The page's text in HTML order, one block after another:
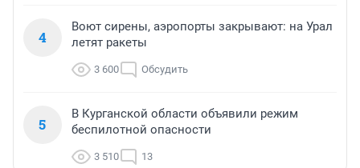
4
Воют сирены, аэропорты закрывают: на Урал
летят ракеты
3 600 Обсудить
5
В Курганской области объявили режим
беспилотной опасности
3 510 13